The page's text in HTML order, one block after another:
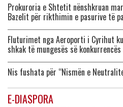
Prokuroria e Shtetit nënshkruan
Bazelit për rikthimin e pasurive të
Fluturimet nga Aeroporti i Cyrihut
shkak të mungesës së konkurrencës
Nis fushata për “Nismën e
E-DIASPORA